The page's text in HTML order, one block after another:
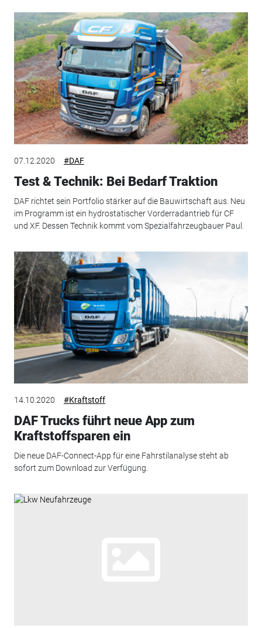
07.12.2020 #DAF
Test & Technik: Bei Bedarf Traktion
DAF richtet sein Portfolio stärker auf die Bauwirtschaft aus. Neu
im Programm ist ein hydrostatischer Vorderradantrieb für CF
und XF. Dessen Technik kommt vom Spezialfahrzeugbauer Paul.
14.10.2020 #Kraftstoff
DAF Trucks führt neue App zum
Kraftstoffsparen ein
Die neue DAF-Connect-App für eine Fahrstilanalyse steht ab
sofort zum Download zur Verfügung.